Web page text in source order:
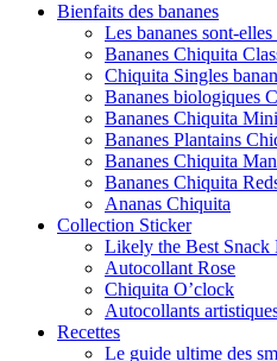
Bienfaits des bananes
Les bananes sont-
Bananes Chiquita
Chiquita Singles
Bananes biologiques
Bananes Chiquita
Bananes Plantains
Bananes Chiquita
Bananes Chiquita
Ananas Chiquita
Collection Sticker
Likely the Best Snack
Autocollant Rose
Chiquita O’clock
Autocollants
Recettes
Le guide ultime des